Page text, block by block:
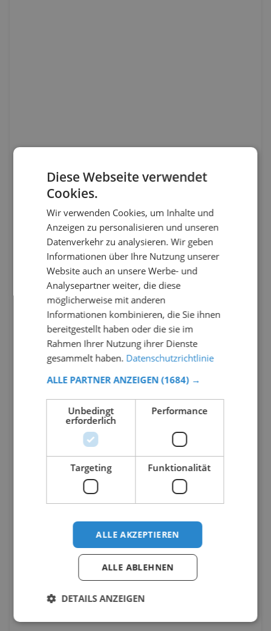
Diese Webseite verwendet
Cookies.
Wir verwenden Cookies, um Inhalte und
Anzeigen zu personalisieren und unseren
Datenverkehr zu analysieren. Wir geben
Informationen über Ihre Nutzung unserer
Website auch an unsere Werbe- und
Analysepartner weiter, die diese
möglicherweise mit anderen
Informationen kombinieren, die Sie ihnen
bereitgestellt haben oder die sie im
Rahmen Ihrer Nutzung ihrer Dienste
gesammelt haben. Datenschutzrichtlinie
ALLE PARTNER ANZEIGEN (1684) →
Unbedingt
erforderlich
Performance
Targeting Funktionalität
ALLE AKZEPTIEREN
ALLE ABLEHNEN
DETAILS ANZEIGEN